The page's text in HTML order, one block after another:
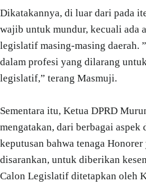
Dikatakannya, di luar dari pada
wajib untuk mundur, kecuali ada
legislatif masing-masing daerah.
dalam profesi yang dilarang
legislatif,” terang Masmuji.
Sementara itu, Ketua DPRD
mengatakan, dari berbagai
keputusan bahwa tenaga
disarankan, untuk diberikan
Calon Legislatif ditetapkan oleh